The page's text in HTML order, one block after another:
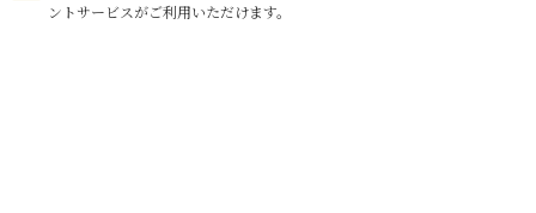
ントサービスがご利用いただけます。